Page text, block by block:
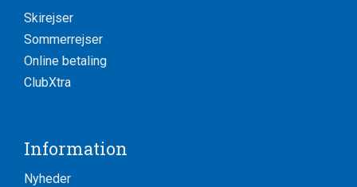
Skirejser
Sommerrejser
Online betaling
ClubXtra
Information
Nyheder